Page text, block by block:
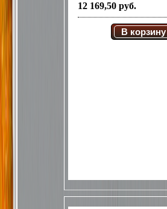
12 169,50 руб.
В корзину